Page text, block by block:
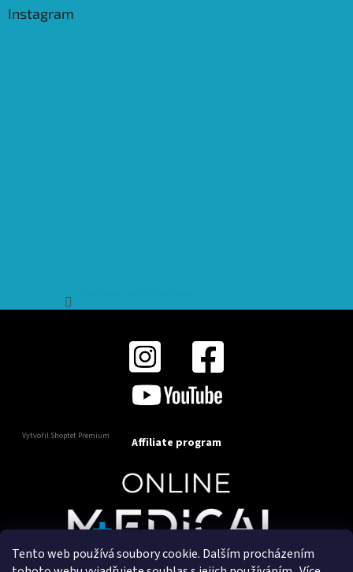
Tento web používá soubory cookie. Dalším procházením
Instagram
Vytvořil Shoptet Premium Affiliate program
Copyright 2025OnlineMedical.cz. Všechna práva